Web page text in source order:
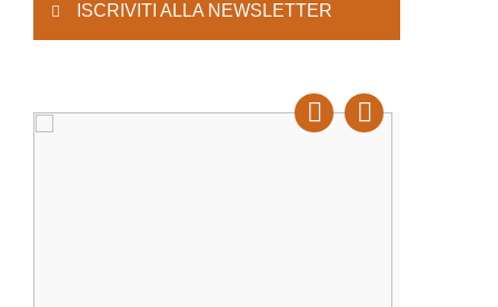
ISCRIVITI ALLA NEWSLETTER